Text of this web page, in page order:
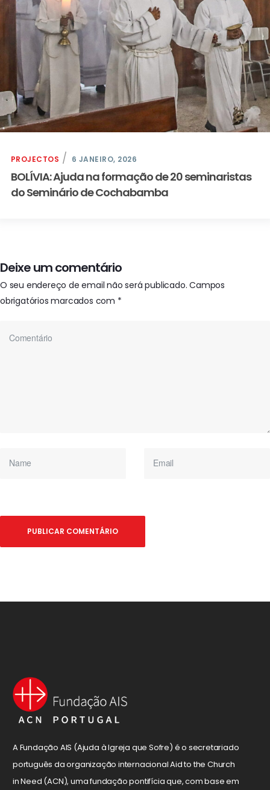
PROJECTOS 6 JANEIRO, 2026
BOLÍVIA: Ajuda na formação de 20 seminaristas
do Seminário de Cochabamba
Deixe um comentário
O seu endereço de email não será publicado. Campos
obrigatórios marcados com *
A Fundação AIS (Ajuda à Igreja que Sofre) é o secretariado
português da organização internacional Aid to the Church
in Need (ACN), uma fundação pontifícia que, com base em